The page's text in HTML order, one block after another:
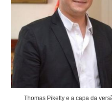
Thomas Piketty e a capa da